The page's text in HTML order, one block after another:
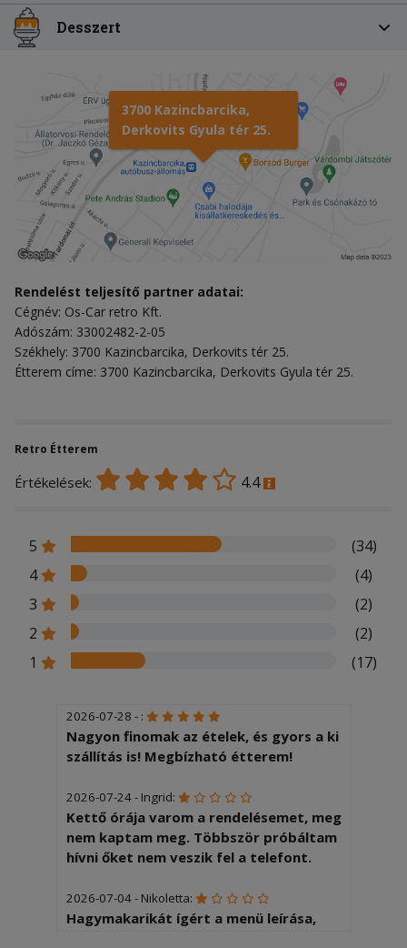
Desszert
3700 Kazincbarcika,
Derkovits Gyula tér 25.
Rendelést teljesítő partner adatai:
Cégnév: Os-Car retro Kft.
Adószám: 33002482-2-05
Székhely: 3700 Kazincbarcika, Derkovits tér 25.
Étterem címe: 3700 Kazincbarcika, Derkovits Gyula tér 25.
Retro Étterem
Értékelések: 4.4
5
(34)
4
(4)
3
(2)
2
(2)
1
(17)
2026-07-28 - :
Nagyon finomak az ételek, és gyors a ki
szállítás is! Megbízható étterem!
2026-07-24 - Ingrid:
Kettő órája varom a rendelésemet, meg
nem kaptam meg. Többször próbáltam
hívni őket nem veszik fel a telefont.
2026-07-04 - Nikoletta:
Hagymakarikát ígért a menü leírása,